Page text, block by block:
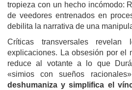
tropieza con un hecho incómodo:
de veedores entrenados en
debilita la narrativa de una
Críticas transversales
explicaciones. La obsesión por el
reduce al votante a lo que
«simios con sueños
deshumaniza y simplifica el